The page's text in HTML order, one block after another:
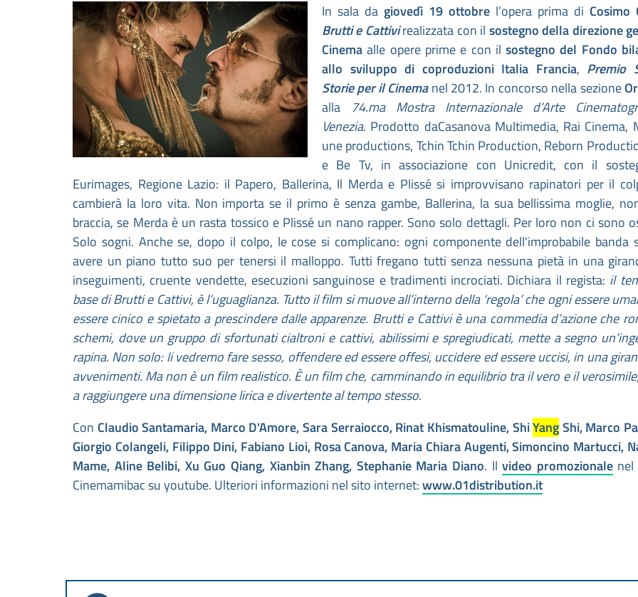
In sala da giovedì 19 ottobre l’opera prima di Cosimo
Brutti e Cattivirealizzata con il sostegno della direzione
Cinema alle opere prime e con ilsostegno del Fondo
allo sviluppo di coproduzioni Italia Francia, Premio
Storie per il Cinema nel 2012. In concorso nella sezione
alla
74.ma Mostra Internazionale d’Arte
Venezia. Prodotto daCasanova Multimedia, Rai Cinema,
une productions, Tchin Tchin Production, Reborn
e Be Tv, in associazione con Unicredit, con il
Eurimages, Regione Lazio: il Papero, Ballerina, Il Merda e Plissé si improvvisano rapinatori per il
cambierà la loro vita. Non importa se il primo è senza gambe, Ballerina, la sua bellissima moglie,
braccia, se Merda è un rasta tossico e Plissé un nano rapper. Sono solo dettagli. Per loro non ci sono
Solo sogni. Anche se, dopo il colpo, le cose si complicano: ogni componente dell'improbabile banda
avere un piano tutto suo per tenersi il malloppo. Tutti fregano tutti senza nessuna pietà in una
inseguimenti, cruente vendette, esecuzioni sanguinose e tradimenti incrociati. Dichiara il regista: il
base di Brutti e Cattivi, è l’uguaglianza. Tutto il film si muove all’interno della ‘regola’ che ogni essere
essere cinico e spietato a prescindere dalle apparenze. Brutti e Cattivi è una commedia d’azione che
schemi, dove un gruppo di sfortunati cialtroni e cattivi, abilissimi e spregiudicati, mette a segno
rapina. Non solo: li vedremo fare sesso, offendere ed essere offesi, uccidere ed essere uccisi, in una
avvenimenti. Ma non è un film realistico. È un film che, camminando in equilibrio tra il vero e il
a raggiungere una dimensione lirica e divertente al tempo stesso.
Con Claudio Santamaria, Marco D'Amore, Sara Serraiocco, Rinat Khismatouline, ShiYangShi, Marco
Giorgio Colangeli, Filippo Dini, Fabiano Lioi, Rosa Canova, Maria Chiara Augenti, Simoncino Martucci,
Mame, Aline Belibi, Xu Guo Qiang, Xianbin Zhang, Stephanie Maria Diano. Ilvideo promozionalenel
Cinemamibac su youtube. Ulteriori informazioni nel sito internet:www.01distribution.it